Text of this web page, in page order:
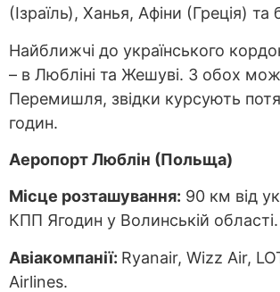
(Ізраїль), Ханья, Афіни (Греція) та
Найближчі до українського
– в Любліні та Жешуві. З обох
Перемишля, звідки курсують
годин.
Аеропорт Люблін (Польща)
Місце розташування: 90 км від
КПП Ягодин у Волинській області.
Авіакомпанії: Ryanair, Wizz Air,
Airlines.